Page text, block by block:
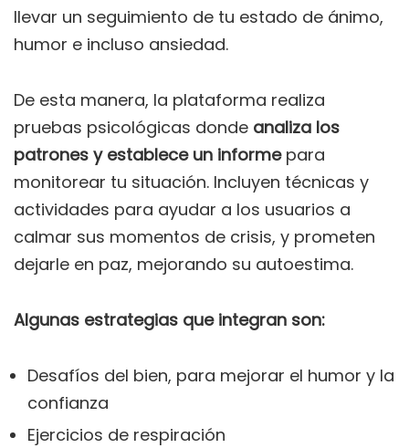
llevar un seguimiento de tu estado de ánimo,
humor e incluso ansiedad.
De esta manera, la plataforma realiza
pruebas psicológicas donde analiza los
patrones y establece un informepara
monitorear tu situación. Incluyen técnicas y
actividades para ayudar a los usuarios a
calmar sus momentos de crisis, y prometen
dejarle en paz, mejorando su autoestima.
Algunas estrategias que integran son:
Desafíos del bien, para mejorar el humor y la
confianza
Ejercicios de respiración